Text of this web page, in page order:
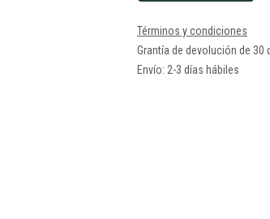
Términos y condiciones
Grantía de devolución de 30
Envío: 2-3 días hábiles